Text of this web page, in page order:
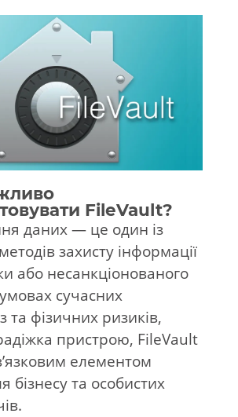
FileVault?
даних — це один із
захисту інформації
або несанкціонованого
сучасних
та фізичних ризиків,
пристрою, FileVault
елементом
бізнесу та особистих